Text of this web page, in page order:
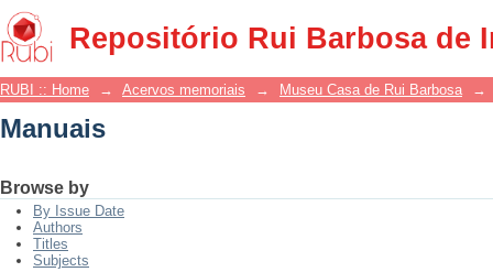
Repositório Rui Barbosa de
Manuais
RUBI :: Home → Acervos memoriais → Museu Casa de Rui Barbosa →
Manuais
Browse by
By Issue Date
Authors
Titles
Subjects